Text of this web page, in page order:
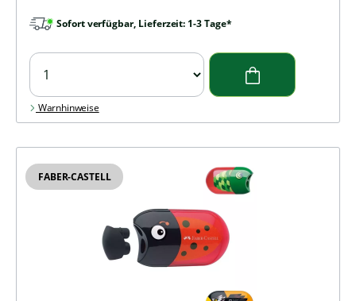
Sofort verfügbar, Lieferzeit: 1-3 Tage*
Warnhinweise
FABER-CASTELL